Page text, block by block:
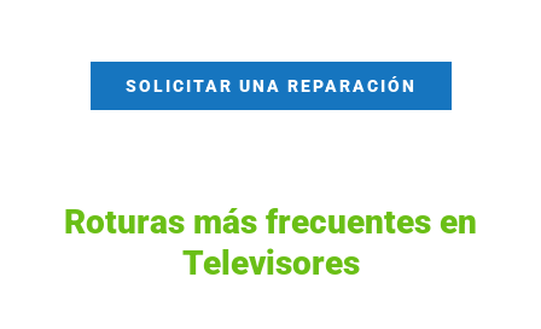
SOLICITAR UNA REPARACIÓN
Roturas más frecuentes en
Televisores